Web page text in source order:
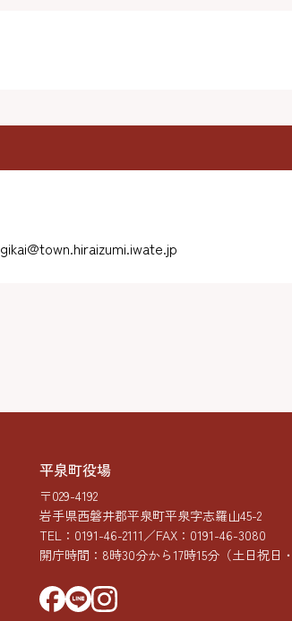
gikai@town.hiraizumi.iwate.jp
平泉町役場
〒029-4192
岩手県西磐井郡平泉町平泉字志羅山45-2
TEL： 0191-46-2111／FAX：0191-46-3080
開庁時間：8時30分から17時15分 （土日祝日